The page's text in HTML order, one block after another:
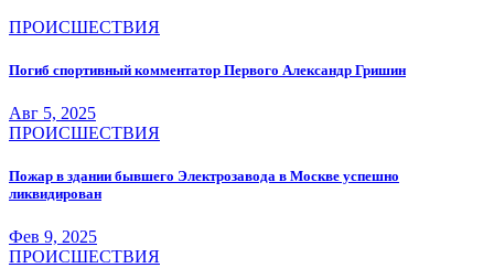
ПРОИСШЕСТВИЯ
Погиб спортивный комментатор Первого Александр Гришин
Авг 5, 2025
ПРОИСШЕСТВИЯ
Пожар в здании бывшего Электрозавода в Москве успешно
ликвидирован
Фев 9, 2025
ПРОИСШЕСТВИЯ